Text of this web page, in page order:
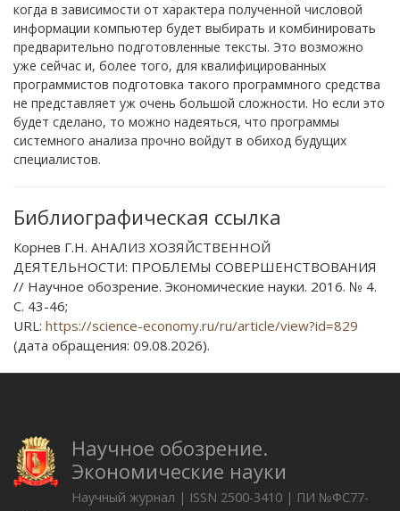
когда в зависимости от характера полученной числовой
информации компьютер будет выбирать и комбинировать
предварительно подготовленные тексты. Это возможно
уже сейчас и, более того, для квалифицированных
программистов подготовка такого программного средства
не представляет уж очень большой сложности. Но если это
будет сделано, то можно надеяться, что программы
системного анализа прочно войдут в обиход будущих
специалистов.
Библиографическая ссылка
Корнев Г.Н. АНАЛИЗ ХОЗЯЙСТВЕННОЙ
ДЕЯТЕЛЬНОСТИ: ПРОБЛЕМЫ СОВЕРШЕНСТВОВАНИЯ
// Научное обозрение. Экономические науки. 2016. № 4.
С. 43-46;
URL: https://science-economy.ru/ru/article/view?id=829
(дата обращения: 09.08.2026).
Научное обозрение.
Экономические науки
Научный журнал | ISSN 2500-3410 | ПИ №ФС77-